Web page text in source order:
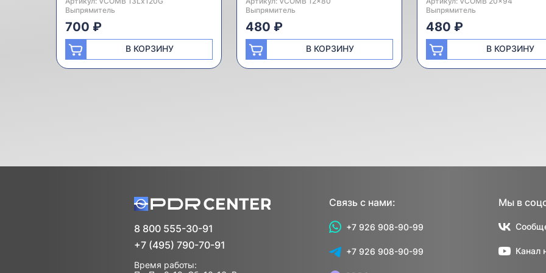
Выпрямитель
700 ₽
В КОРЗИНУ
Выпрямитель
480 ₽
В КОРЗИНУ
Выпрямитель
480 ₽
В КОРЗИНУ
8 800 555-30-91
+7 (495) 790-70-91
Время работы:
Связь с нами:
+7 926 908-90-99
+7 926 908-90-99
Мы в
Канал